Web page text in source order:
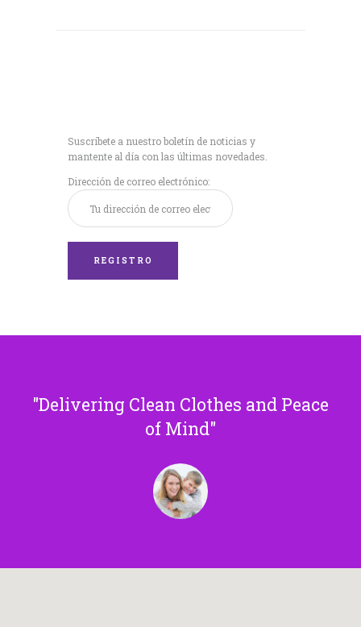
Suscríbete a nuestro boletín de noticias y
mantente al día con las últimas novedades.
Dirección de correo electrónico:
Delivering Clean Clothes and Peace
of Mind